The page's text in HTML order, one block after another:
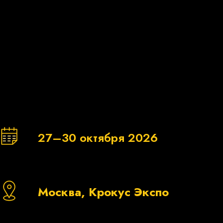
27–30 октября 2026
Москва, Крокус Экспо